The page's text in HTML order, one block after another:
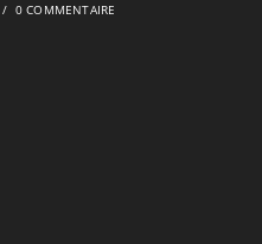
/ 0 COMMENTAIRE